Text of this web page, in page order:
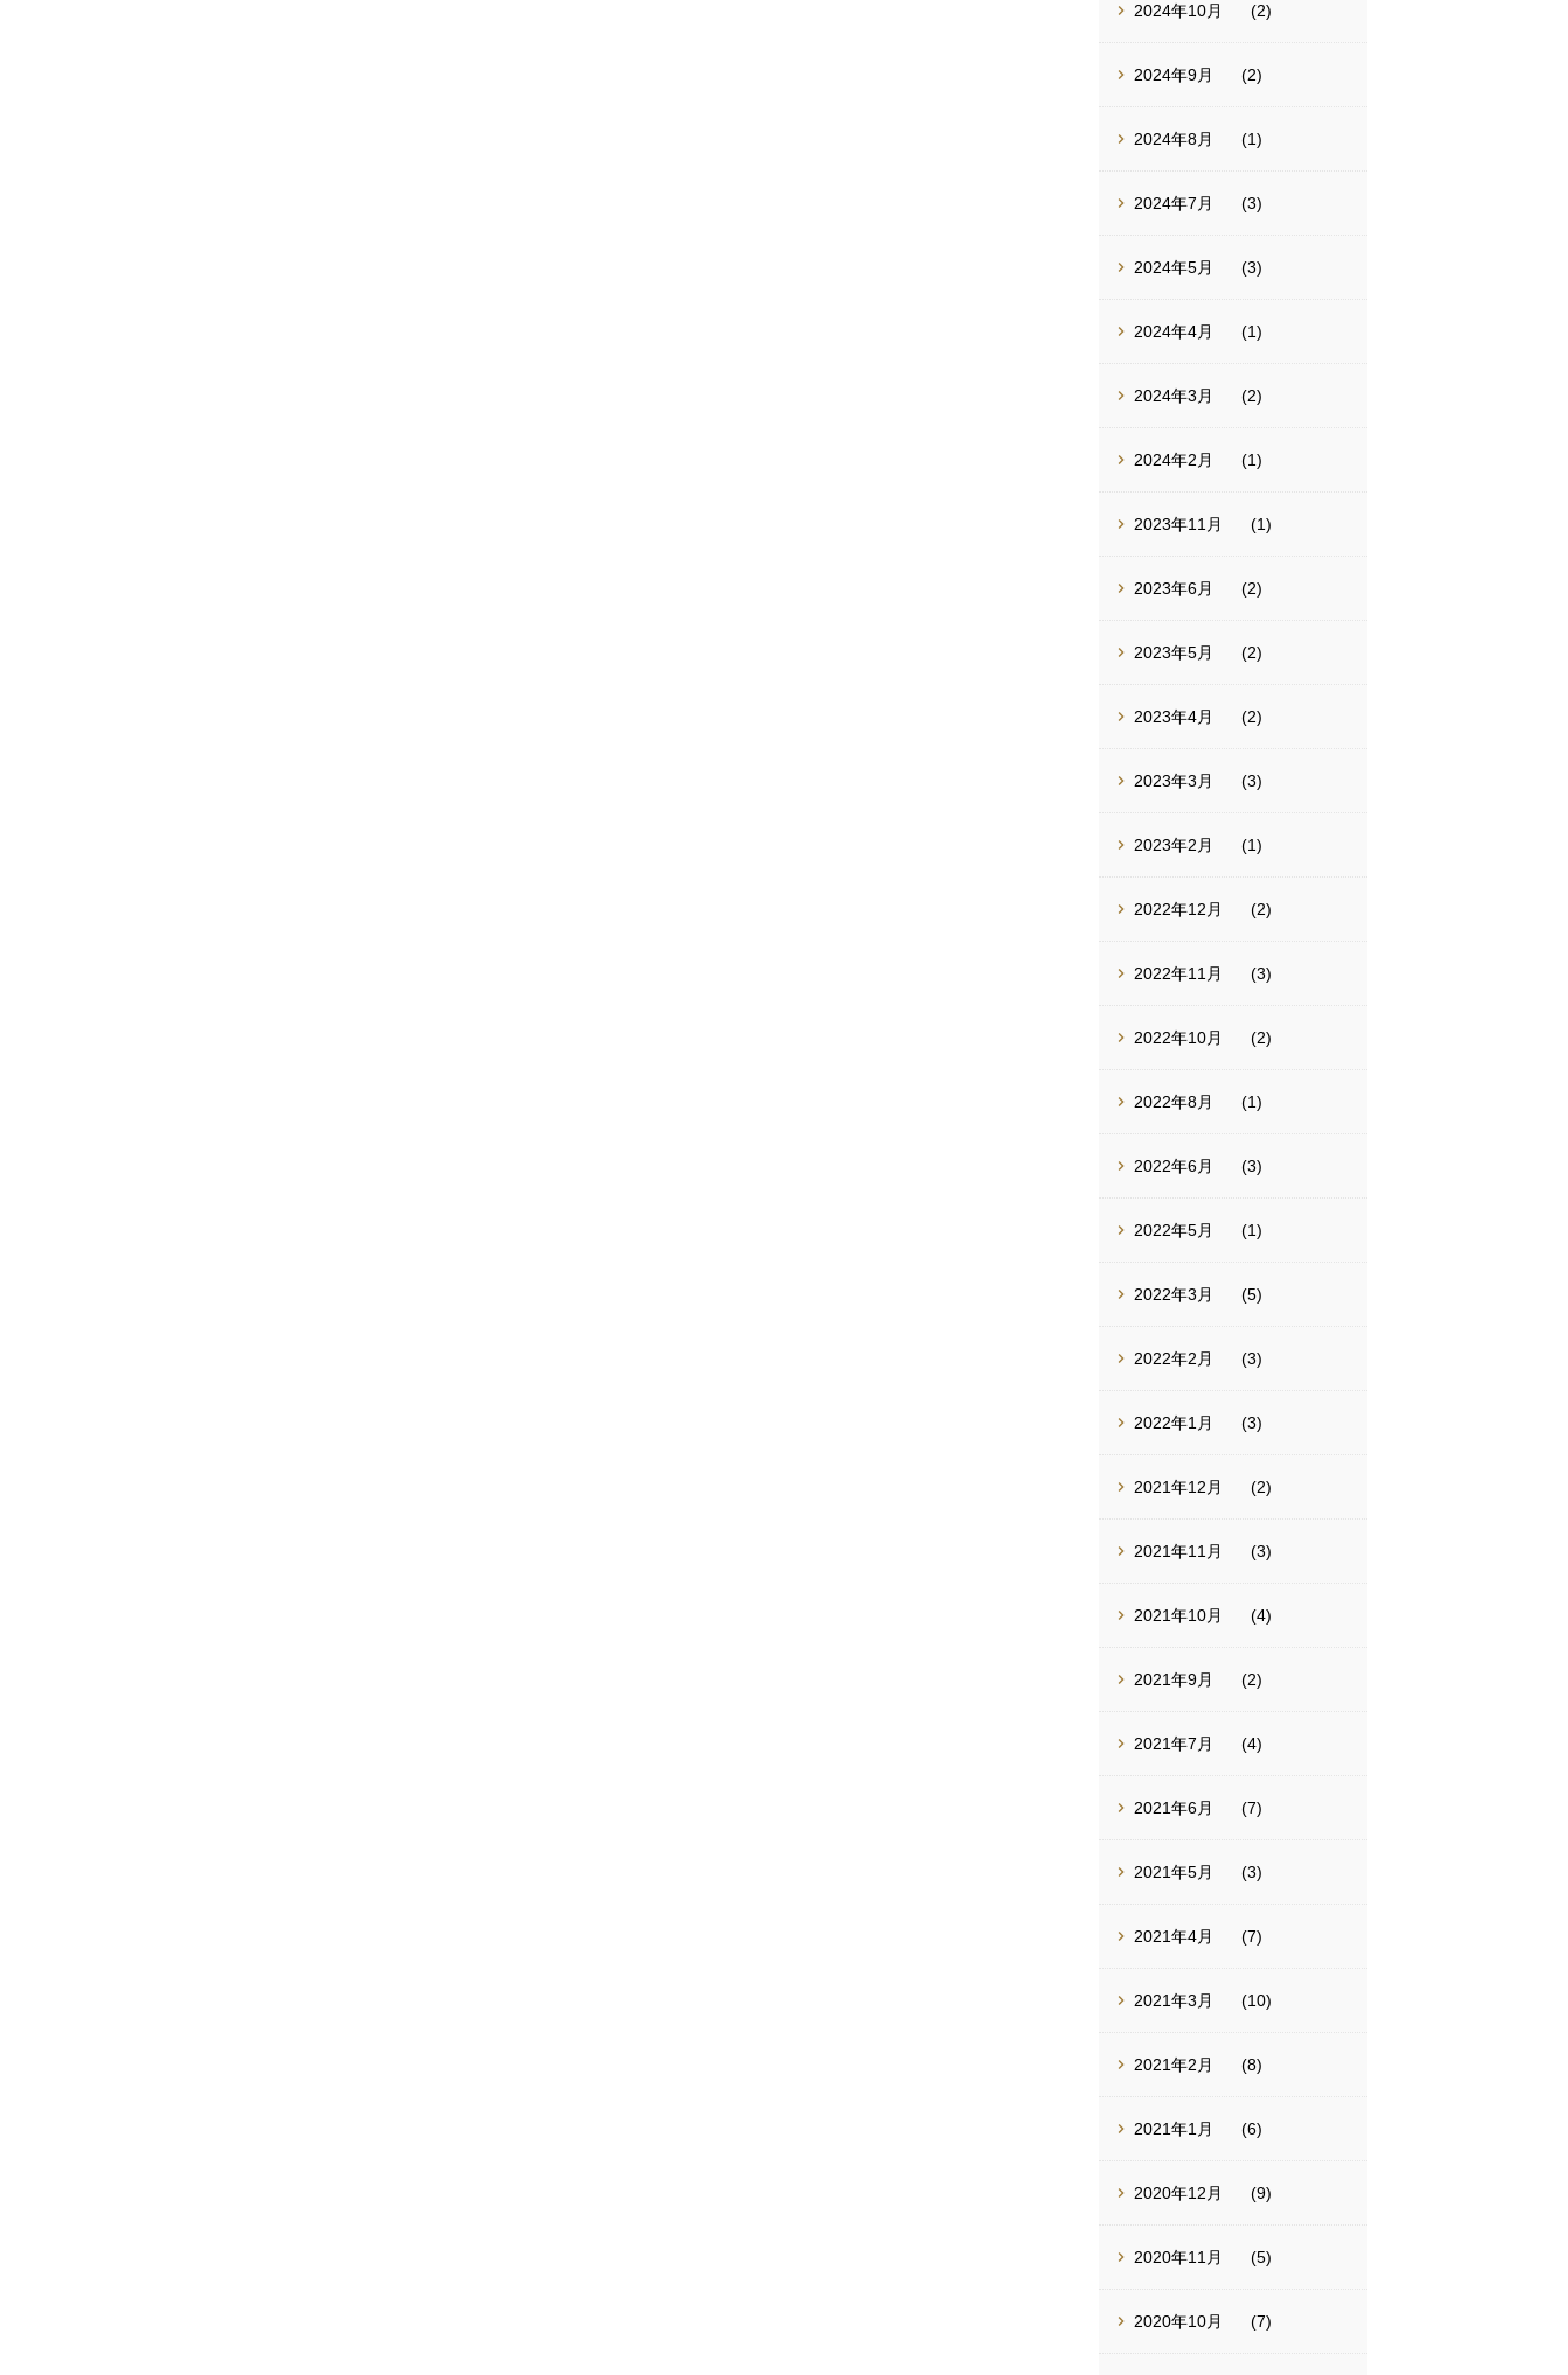
2024年10月 (2)
2024年9月 (2)
2024年8月 (1)
2024年7月 (3)
2024年5月 (3)
2024年4月 (1)
2024年3月 (2)
2024年2月 (1)
2023年11月 (1)
2023年6月 (2)
2023年5月 (2)
2023年4月 (2)
2023年3月 (3)
2023年2月 (1)
2022年12月 (2)
2022年11月 (3)
2022年10月 (2)
2022年8月 (1)
2022年6月 (3)
2022年5月 (1)
2022年3月 (5)
2022年2月 (3)
2022年1月 (3)
2021年12月 (2)
2021年11月 (3)
2021年10月 (4)
2021年9月 (2)
2021年7月 (4)
2021年6月 (7)
2021年5月 (3)
2021年4月 (7)
2021年3月 (10)
2021年2月 (8)
2021年1月 (6)
2020年12月 (9)
2020年11月 (5)
2020年10月 (7)